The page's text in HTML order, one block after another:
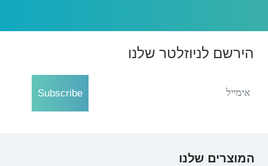
הירשם לניוזלטר שלנו
Subscribe
המוצרים שלנו